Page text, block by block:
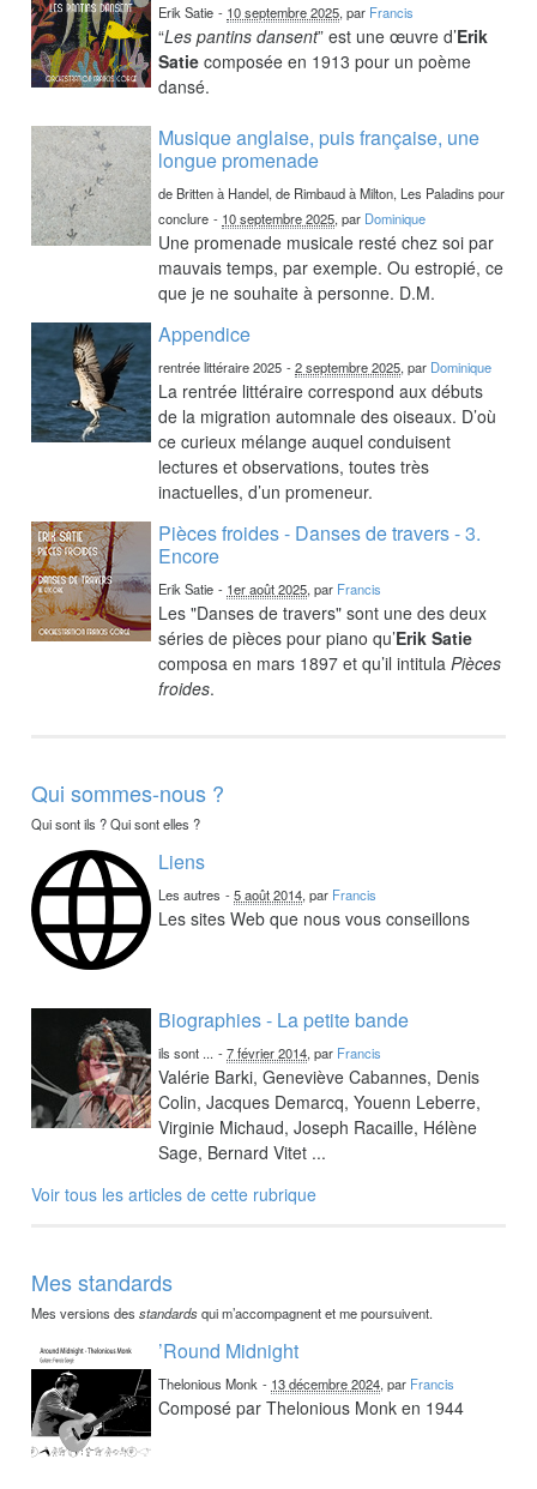
Erik Satie - 10 septembre 2025, par Francis
“Les pantins dansent” est une œuvre d’Erik
Satie composée en 1913 pour un poème
dansé.
Musique anglaise, puis française, une
longue promenade
de Britten à Handel, de Rimbaud à Milton, Les Paladins pour
conclure - 10 septembre 2025, par Dominique
Une promenade musicale resté chez soi par
mauvais temps, par exemple. Ou estropié, ce
que je ne souhaite à personne. D.M.
Appendice
rentrée littéraire 2025 -2 septembre 2025, par Dominique
La rentrée littéraire correspond aux débuts
de la migration automnale des oiseaux. D’où
ce curieux mélange auquel conduisent
lectures et observations, toutes très
inactuelles, d’un promeneur.
Pièces froides - Danses de travers - 3.
Encore
Erik Satie - 1er août 2025, par Francis
Les "Danses de travers" sont une des deux
séries de pièces pour piano qu’Erik Satie
composa en mars 1897 et qu’il intitulaPièces
froides.
Qui sommes-nous ?
Qui sont ils ? Qui sont elles ?
Liens
Les autres -5 août 2014, par Francis
Les sites Web que nous vous conseillons
Biographies - La petite bande
ils sont ... -7 février 2014, par Francis
Valérie Barki, Geneviève Cabannes, Denis
Colin, Jacques Demarcq, Youenn Leberre,
Virginie Michaud, Joseph Racaille, Hélène
Sage, Bernard Vitet ...
Voir tous les articles de cette rubrique
Mes standards
Mes versions desstandardsqui m’accompagnent et me poursuivent.
’Round Midnight
Thelonious Monk - 13 décembre 2024, par Francis
Composé par Thelonious Monk en 1944